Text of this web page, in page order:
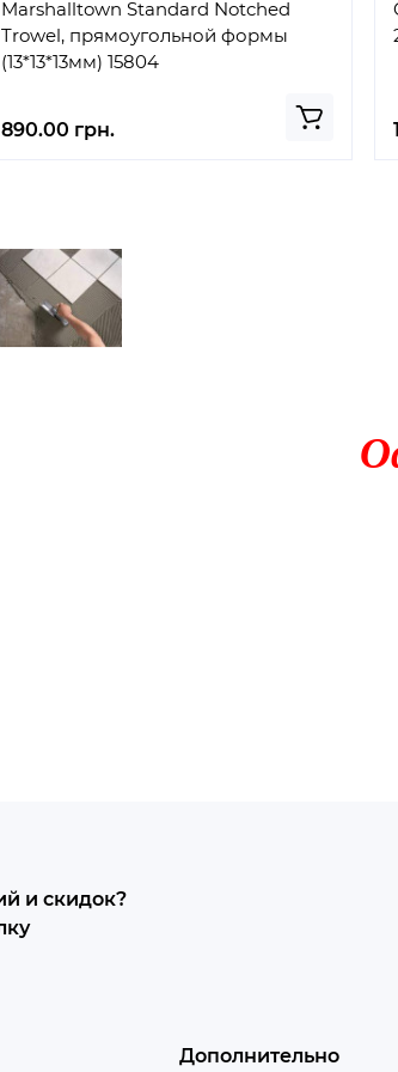
Marshalltown Standard Notched
Trowel, прямоугольной формы
(13*13*13мм) 15804
890.00 грн.
и скидок?
Дополнительно